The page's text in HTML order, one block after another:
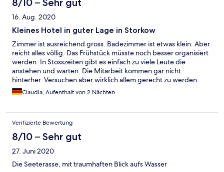
8/10 – Sehr gut
16. Aug. 2020
Kleines Hotel in guter Lage in Storkow
Zimmer ist ausreichend gross. Badezimmer ist etwas klein. Aber
reicht alles völlig. Das Frühstück müsste noch besser organisiert
werden. In Stosszeiten gibt es einfach zu viele Leute die
anstehen und warten. Die Mitarbeit kommen gar nicht
hinterher. Versuchen aber wirklich allem gerecht zu werden.
Vielleicht löst man den Kaffeeausschank mit Thermoskanne auf
den Tischen, sodass man sich nur für einen Kaffee nicht nochmal
Sommer ab 22 Uhr geschlossen ist und man sich einfach als
Hotelgast nicht mal raus setzten kann. Das hätte ich mir
gewünscht. Ansonsten machen dort alle ihren Job. Danke an
das Team. 😊
Claudia, Aufenthalt von 2 Nächten
Verifizierte Bewertung
8/10 – Sehr gut
27. Juni 2020
Die Seeterasse, mit traumhaften Blick aufs Wasser